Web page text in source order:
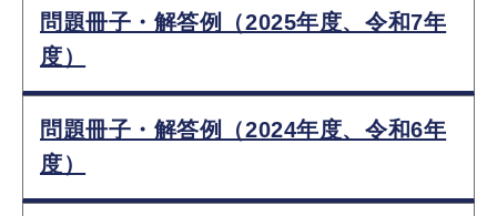
問題冊子・解答例（2025年度、令和7年
度）
問題冊子・解答例（2024年度、令和6年
度）